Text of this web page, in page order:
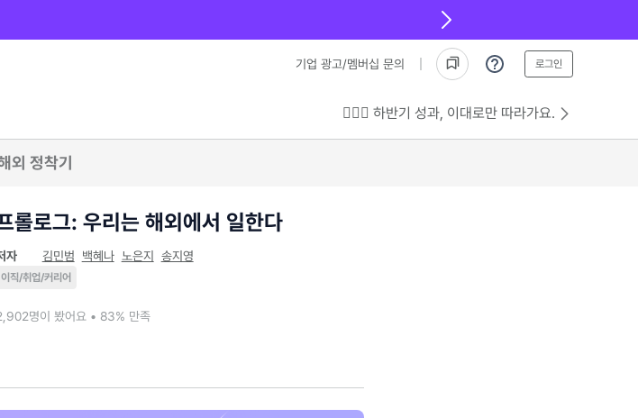
기업 광고/멤버십 문의 로그인
💁🏻‍♂️ 하반기 성과, 이대로만 따라가요.
외 정착기
롤로그: 우리는 해외에서 일한다
자 김민범 백혜나 노은지 송지영
이직/취업/커리어
명이 봤어요 • 83% 만족